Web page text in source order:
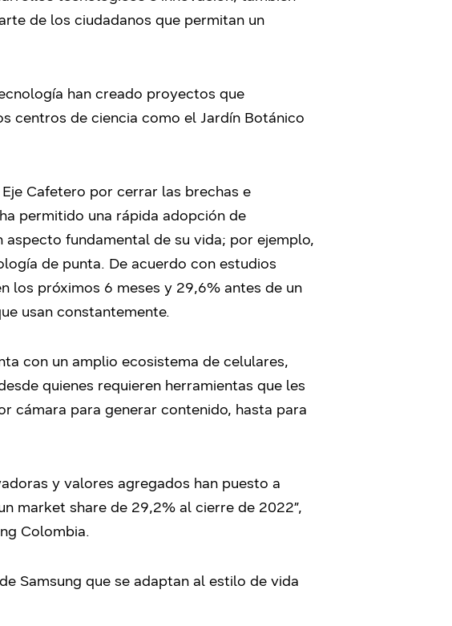
de los ciudadanos que permitan un
han creado proyectos que
centros de ciencia como el Jardín Botánico
Cafetero por cerrar las brechas e
permitido una rápida adopción de
fundamental de su vida; por ejemplo,
de punta. De acuerdo con estudios
los próximos 6 meses y 29,6% antes de un
usan constantemente.
con un amplio ecosistema de celulares,
quienes requieren herramientas que les
cámara para generar contenido, hasta para
y valores agregados han puesto a
market share de 29,2% al cierre de 2022”,
Colombia.
Samsung que se adaptan al estilo de vida